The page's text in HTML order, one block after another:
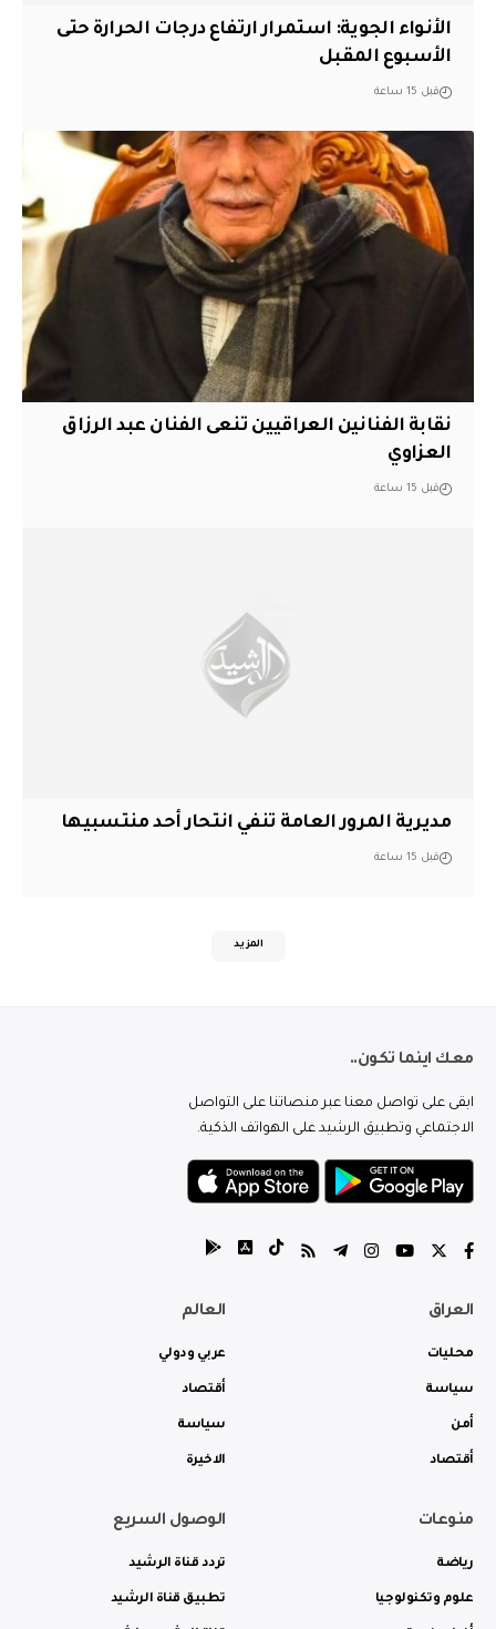
الأنواء الجوية: استمرار ارتفاع درجات الحرارة حتى
الأسبوع المقبل
قبل 15 ساعة
نقابة الفنانين العراقيين تنعى الفنان عبد الرزاق
العزاوي
قبل 15 ساعة
مديرية المرور العامة تنفي انتحار أحد منتسبيها
قبل 15 ساعة
المزيد
معك اينما تكون..
ابقى على تواصل معنا عبر منصاتنا على التواصل
الاجتماعي وتطبيق الرشيد على الهواتف الذكية.
العراق
محليات
سياسة
أمن
أقتصاد
العالم
عربي ودولي
أقتصاد
سياسة
الاخيرة
منوعات
رياضة
علوم وتكنولوجيا
الوصول السريع
تردد قناة الرشيد
تطبيق قناة الرشيد